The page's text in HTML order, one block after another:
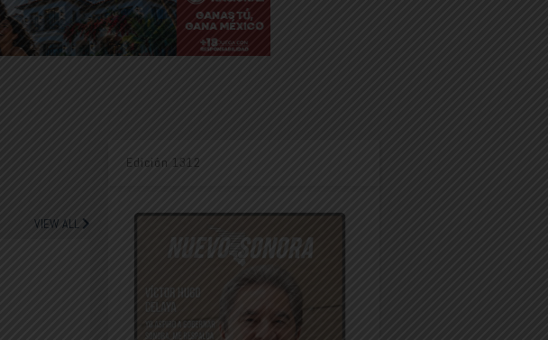
VIEW ALL
Edición 1312